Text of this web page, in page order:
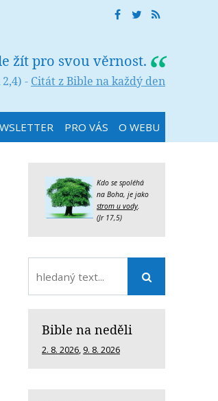
žít pro svou věrnost.
- Citát z Bible na každý den
PRO VÁS O WEBU
Kdo se spoléhá
na Boha, je jako
strom u vody.
(Jr 17,5)
Bible na neděli
2. 8. 2026, 9. 8. 2026